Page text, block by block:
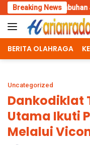
Skip
to
content
Breaking News
Jangkar
BERITA OLAHRAGA
Uncategorized
Dankodiklat
Utama Ikuti
Melalui